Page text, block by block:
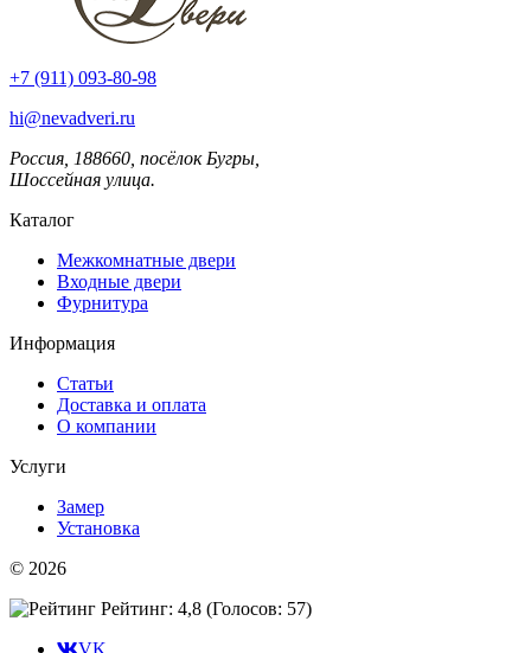
+7 (911) 093-80-98
hi@nevadveri.ru
Россия, 188660, посёлок Бугры,
Шоссейная улица.
Каталог
Межкомнатные двери
Входные двери
Фурнитура
Информация
Статьи
Доставка и оплата
О компании
Услуги
Замер
Установка
© 2026
Рейтинг: 4,8 (Голосов: 57)
VK